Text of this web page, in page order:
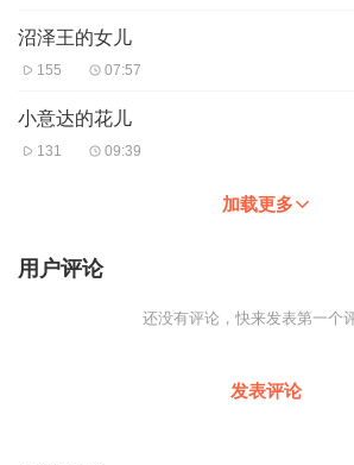
沼泽王的女儿
155 07:57
小意达的花儿
131 09:39
加载更多
用户评论
还没有评论，快来发表第一个
发表评论